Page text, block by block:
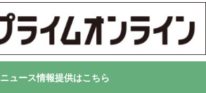
ニュース情報提供はこちら